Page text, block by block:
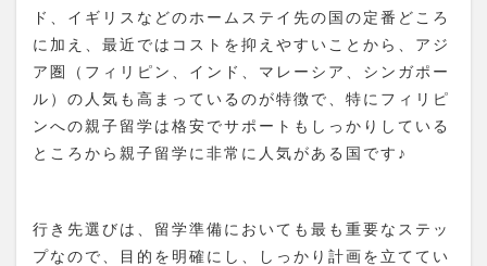
ド、イギリスなどのホームステイ先の国の定番どころ
に加え、最近ではコストを抑えやすいことから、アジ
ア圏（フィリピン、インド、マレーシア、シンガポー
ル）の人気も高まっているのが特徴で、特にフィリピ
ンへの親子留学は格安でサポートもしっかりしている
ところから親子留学に非常に人気がある国です♪
行き先選びは、留学準備においても最も重要なステッ
プなので、目的を明確にし、しっかり計画を立ててい